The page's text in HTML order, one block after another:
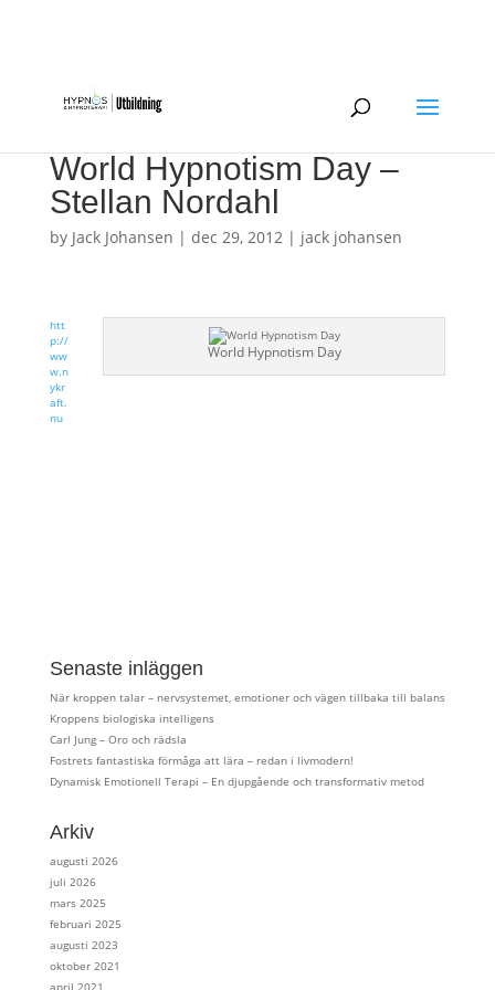
World Hypnotism Day –
Stellan Nordahl
by Jack Johansen | dec 29, 2012| jack johansen
World Hypnotism Day
htt
p://
ww
w.n
ykr
aft.
nu
Senaste inläggen
När kroppen talar – nervsystemet, emotioner och vägen tillbaka till balans
Kroppens biologiska intelligens
Carl Jung – Oro och rädsla
Fostrets fantastiska förmåga att lära – redan i livmodern!
Dynamisk Emotionell Terapi – En djupgående och transformativ metod
Arkiv
augusti 2026
juli 2026
mars 2025
februari 2025
augusti 2023
oktober 2021
april 2021